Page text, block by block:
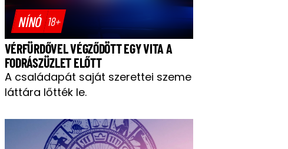
NÍNÓ 18+
VÉRFÜRDŐVEL VÉGZŐDÖTT EGY VITA A
FODRÁSZÜZLET ELŐTT
A családapát saját szerettei szeme
láttára lőtték le.